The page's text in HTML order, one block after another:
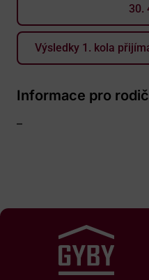
30.
Výsledky 1. kola
Informace pro
–